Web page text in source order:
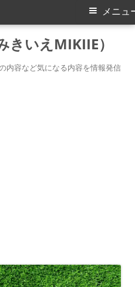
きいえMIKIIE）
内容など気になる内容を情報発信
メニュ